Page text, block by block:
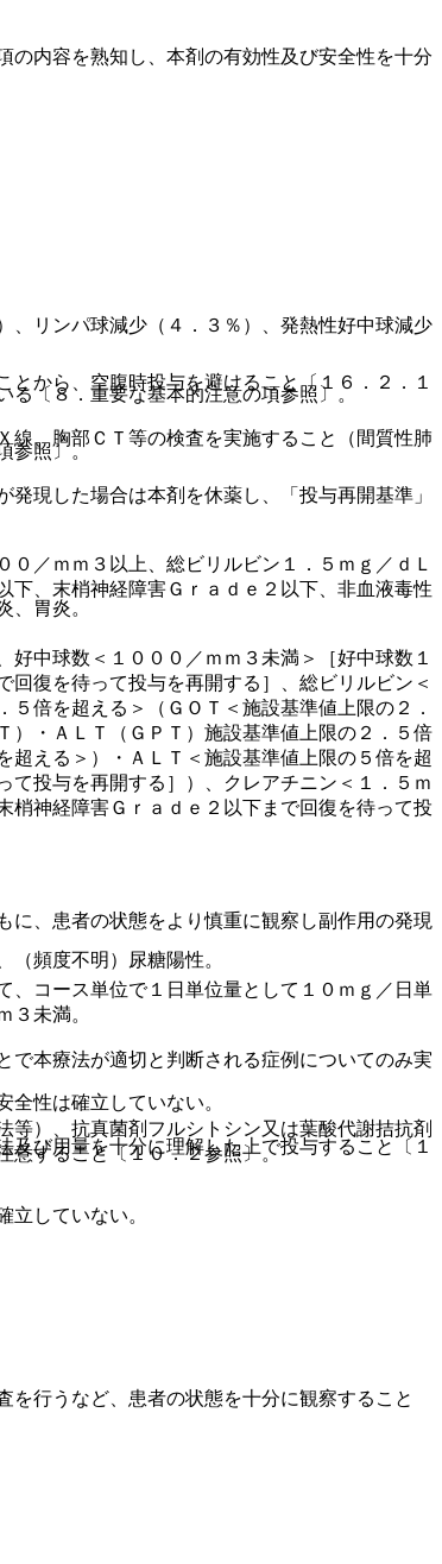
内容を熟知し、本剤の有効性及び安全性を十分
リンパ球減少（４．３％）、発熱性好中球減少
〔８．重要な基本的注意の項参照〕。
、胸部ＣＴ等の検査を実施すること（間質性肺
胃炎。
頻度不明）尿糖陽性。
本療法が適切と判断される症例についてのみ実
）、抗真菌剤フルシトシン又は葉酸代謝拮抗剤
意すること〔１０．２参照〕。
行うなど、患者の状態を十分に観察すること
から、空腹時投与を避けること〔１６．２．１
参照〕。
現した場合は本剤を休薬し、「投与再開基準」
／ｍｍ３以上、総ビリルビン１．５ｍｇ／ｄＬ
下、末梢神経障害Ｇｒａｄｅ２以下、非血液毒性
中球数＜１０００／ｍｍ３未満＞［好中球数１
復を待って投与を再開する］、総ビリルビン＜
倍を超える＞（ＧＯＴ＜施設基準値上限の２．
）・ＡＬＴ（ＧＰＴ）施設基準値上限の２．５倍
超える＞）・ＡＬＴ＜施設基準値上限の５倍を超
て投与を再開する］）、クレアチニン＜１．５ｍ
梢神経障害Ｇｒａｄｅ２以下まで回復を待って投
、患者の状態をより慎重に観察し副作用の発現
コース単位で１日単位量として１０ｍｇ／日単
３未満。
性は確立していない。
び用量を十分に理解した上で投与すること〔１
していない。